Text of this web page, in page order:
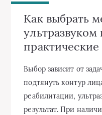
Как выбрать
ультразвуком
Выбор зависит от
подтянуть контур
реабилитации,
результат. При